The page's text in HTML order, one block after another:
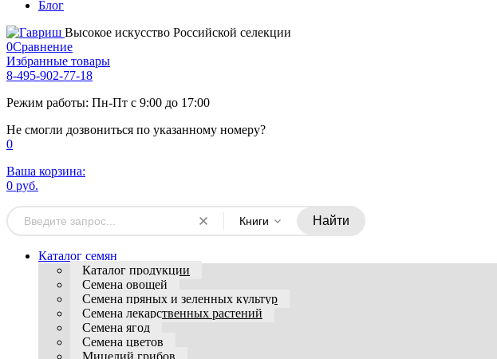
Блог
Высокое искусство Российской селекции
0Сравнение
Избранные товары
8-495-902-77-18
Режим работы: Пн-Пт с 9:00 до 17:00
Не смогли дозвониться по указанному номеру?
0
Ваша корзина:
0 руб.
Книги Найти
Каталог семян
Каталог продукции
Семена овощей
Семена пряных и зеленных культур
Семена лекарственных растений
Семена ягод
Семена цветов